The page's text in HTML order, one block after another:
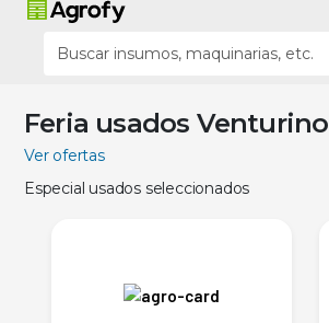
Feria usados Venturino
Ver ofertas
Especial usados seleccionados